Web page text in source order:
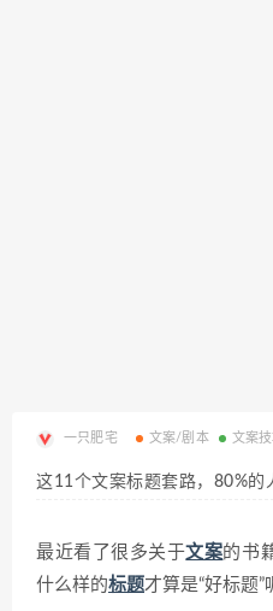
一只肥宅 文案/剧本 文案技
这11个文案标题套路，80%的
最近看了很多关于文案的书
什么样的标题才算是“好标题”